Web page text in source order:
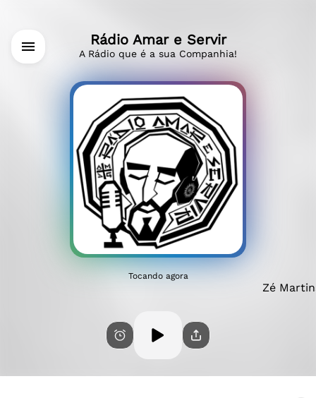
Rádio Amar e Servir
A Rádio que é a sua Companhia!
Tocando agora
Zé